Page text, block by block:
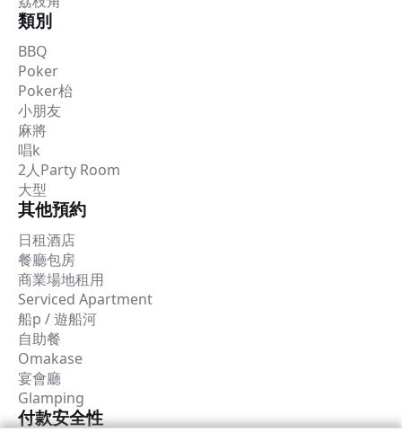
類別
BBQ
Poker
Poker枱
小朋友
麻將
唱k
2人Party Room
大型
其他預約
日租酒店
餐廳包房
商業場地租用
Serviced Apartment
船p / 遊船河
自助餐
Omakase
宴會廳
Glamping
付款安全性